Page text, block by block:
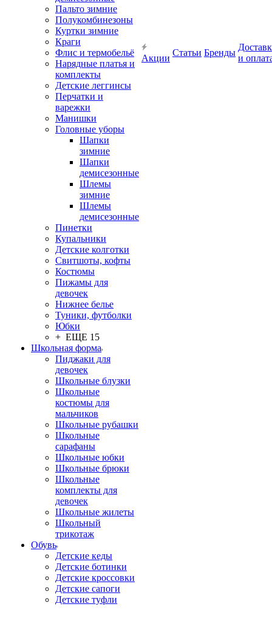
Пальто зимние
Полукомбинезоны
Куртки зимние
Краги
Флис и термобельё
Нарядные платья и
комплекты
Детские леггинсы
Перчатки и
варежки
Манишки
Головные уборы
Шапки
зимние
Шапки
демисезонные
Шлемы
зимние
Шлемы
демисезонные
Пинетки
Купальники
Детские колготки
Свитшоты, кофты
Костюмы
Пижамы для
девочек
Нижнее белье
Туники, футболки
Юбки
+ ЕЩЕ 15
Школьная форма
Пиджаки для
девочек
Школьные блузки
Школьные
костюмы для
мальчиков
Школьные рубашки
Школьные
сарафаны
Школьные юбки
Школьные брюки
Школьные
комплекты для
девочек
Школьные жилеты
Школьный
трикотаж
Обувь
Детские кеды
Детские ботинки
Детские кроссовки
Детские сапоги
Детские туфли
Акции
Статьи Бренды
и